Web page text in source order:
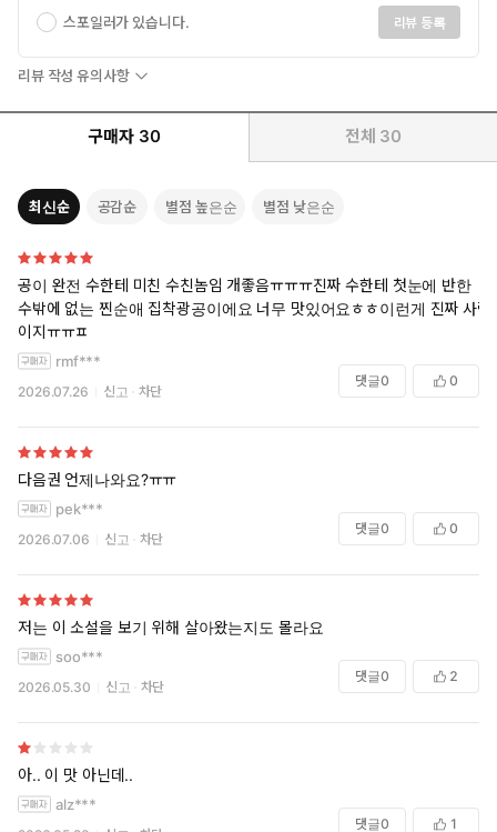
“연해야, 아가.”
“아응! 힉, 하읏! 아앙…!”
“너 앞으로 평생 아랫도리 놀릴 생각 말고, 이렇게 아빠 좆만 맛있
게 먹어줘야 한다?”
“흐끅…! 으, 끄윽, 하윽…!”
“아빠 아기도, 낳자.”
스포일러가 있습니다. 리뷰 등록
리뷰 작성 유의사항
구매자 30 전체 30
최신순 공감순 별점 높은순 별점 낮은순
공이 완전 수한테 미친 수친놈임 개좋음ㅠㅠㅠ진짜 수한테 첫눈에 반한
수밖에 없는 찐순애 집착광공이에요 너무 맛있어요ㅎㅎ이런게 진짜 사랑
이지ㅠㅠㅍ
rmf***
2026.07.26 신고 차단
댓글0 0
다음권 언제나와요?ㅠㅠ
pek***
2026.07.06 신고 차단
댓글0 0
저는 이 소설을 보기 위해 살아왔는지도 몰라요
soo***
2026.05.30 신고 차단
댓글0 2
아.. 이 맛 아닌데..
alz***
댓글0 1